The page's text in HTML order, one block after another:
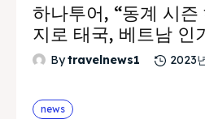
하나투어, “동계 시즌
지로 태국, 베트남 인
Bytravelnews1 2023
news